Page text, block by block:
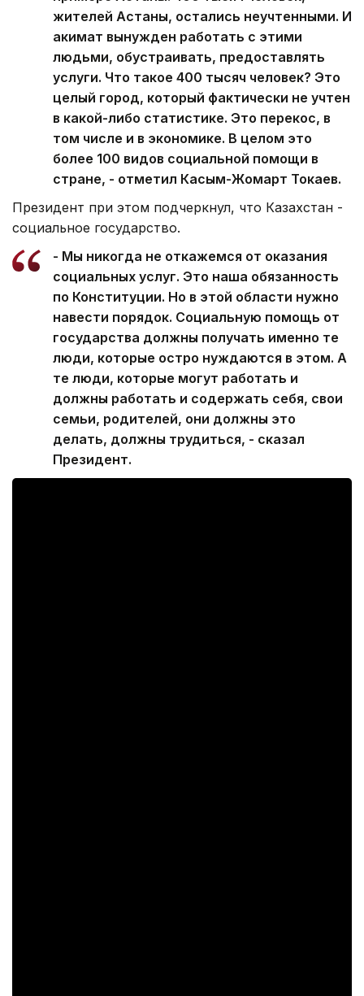
жителей Астаны, остались неучтенными. И
акимат вынужден работать с этими
людьми, обустраивать, предоставлять
услуги. Что такое 400 тысяч человек? Это
целый город, который фактически не учтен
в какой-либо статистике. Это перекос, в
том числе и в экономике. В целом это
более 100 видов социальной помощи в
стране, - отметил Касым-Жомарт Токаев.
Президент при этом подчеркнул, что Казахстан -
социальное государство.
- Мы никогда не откажемся от оказания
социальных услуг. Это наша обязанность
по Конституции. Но в этой области нужно
навести порядок. Социальную помощь от
государства должны получать именно те
люди, которые остро нуждаются в этом. А
те люди, которые могут работать и
должны работать и содержать себя, свои
семьи, родителей, они должны это
делать, должны трудиться, - сказал
Президент.